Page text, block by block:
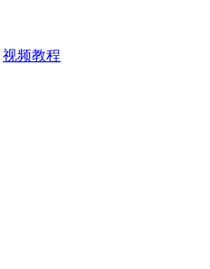
视频教程